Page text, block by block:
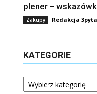
plener –
Zakupy Redakcja
KATEGORIE
Kategorie